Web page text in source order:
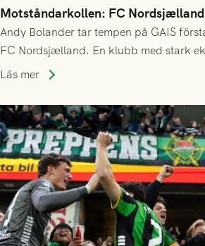
Motståndarkollen: FC Nordsjælland
Andy Bolander tar tempen på GAIS
FC Nordsjælland. En klubb med stark
publiksnitt, ett lag med både kollektiv
Läs mer